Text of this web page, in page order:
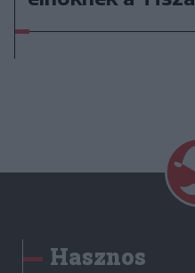
Hasznos